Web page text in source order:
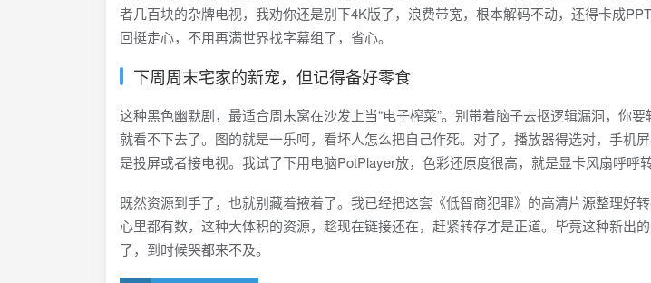
者几百块的杂牌电视，我劝你还是别下4K版了，浪费带宽，根本解码不动，还得卡成
回挺走心，不用再满世界找字幕组了，省心。
下周周末宅家的新宠，但记得备好零食
这种黑色幽默剧，最适合周末窝在沙发上当“电子榨菜”。别带着脑子去抠逻辑漏洞，你
就看不下去了。图的就是一乐呵，看坏人怎么把自己作死。对了，播放器得选对，手机
是投屏或者接电视。我试了下用电脑PotPlayer放，色彩还原度很高，就是显卡风扇呼呼
既然资源到手了，也就别藏着掖着了。我已经把这套《低智商犯罪》的高清片源整理好
心里都有数，这种大体积的资源，趁现在链接还在，赶紧转存才是正道。毕竟这种新出
了，到时候哭都来不及。